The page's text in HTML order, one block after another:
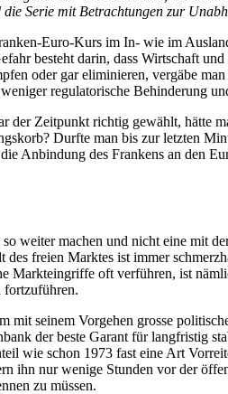
Serie mit Betrachtungen zur
Euro-Kurs im In- wie im
besteht darin, dass Wirtschaft
oder gar eliminieren, vergäbe
regulatorische Behinderung
Zeitpunkt richtig gewählt, hätte
Durfte man bis zur letzten
Anbindung des Frankens an den
machen und nicht eine mit
freien Marktes ist immer
oft verführen, ist
fortzuführen.
seinem Vorgehen grosse
der beste Garant für langfristig
wie schon 1973 fast eine Art
ihn nur wenige Stunden vor der
zu müssen.